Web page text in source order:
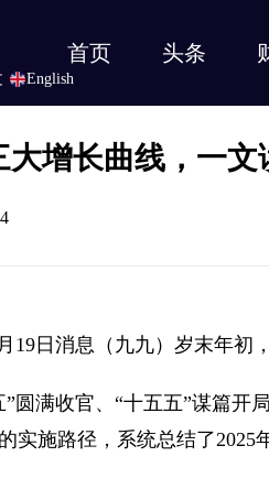
首页 头条
大增长曲线，一文
19日消息（九九）岁末年初
”圆满收官、“十五五”谋篇开
实施路径，系统总结了
English